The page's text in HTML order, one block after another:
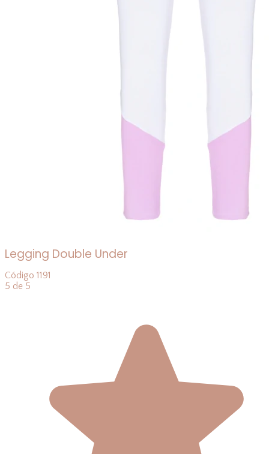
Legging Double Under
Código 1191
5 de 5